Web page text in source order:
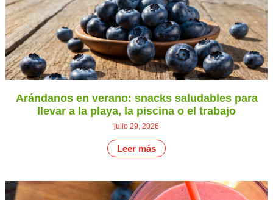
Arándanos en verano: snacks saludables para
llevar a la playa, la piscina o el trabajo
julio 29, 2026
Leer más